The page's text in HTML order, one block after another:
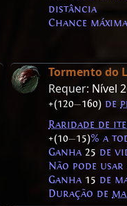
distância
Chance
Tormento do
Requer: Nível
+(120—160) de
Raridade de
+(10—15)% a
Ganha 25 de
Não pode
Ganha 15 de
Duração de